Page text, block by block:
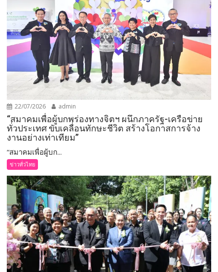
22/07/2026 admin
“สมาคมเพื่อผู้บกพร่องทางจิตฯ ผนึกภาครัฐ-เครือข่าย
ทั่วประเทศ ขับเคลื่อนทักษะชีวิต สร้างโอกาสการจ้าง
งานอย่างเท่าเทียม”
“สมาคมเพื่อผู้บก...
ข่าวทั่วไทย